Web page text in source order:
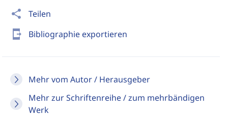
share Teilen
send_to_mobile Bibliographie exportieren
Mehr vom Autor / Herausgeber
Mehr zur Schriftenreihe / zum mehrbändigen
Werk